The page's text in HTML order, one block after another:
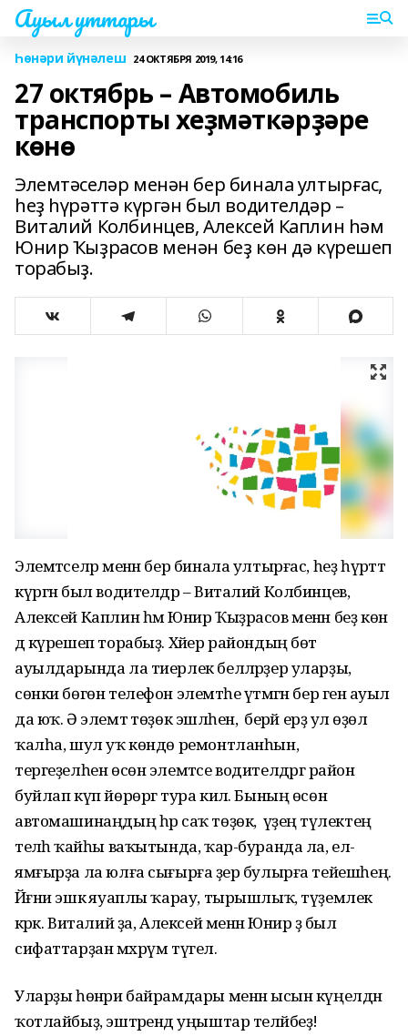
Ауыл уттары
Һөнәри йүнәлеш 24 ОКТЯБРЯ 2019, 14:16
27 октябрь – Автомобиль
транспорты хеҙмәткәрҙәре
көнө
Элемтәселәр менән бер бинала ултырғас,
һеҙ һүрәттә күргән был водителдәр –
Виталий Колбинцев, Алексей Каплин һәм
Юнир Ҡыҙрасов менән беҙ көн дә күрешеп
торабыҙ.
Элемтәселәр менән бер бинала ултырғас, һеҙ һүрәттә
күргән был водителдәр – Виталий Колбинцев,
Алексей Каплин һәм Юнир Ҡыҙрасов менән беҙ көн
дә күрешеп торабыҙ. Хәйер райондың бөтә
ауылдарында ла тиерлек беләләрҙер уларҙы,
сөнки бөгөн телефон элемтәһе үтмәгән бер генә ауыл
да юҡ. Ә элемтә төҙөк эшләһен, ә берәй ерҙә ул өҙөлә
ҡалһа, шул уҡ көндө ремонтланһын,
тергеҙелһен өсөн элемтәсе водителдәргә район
буйлап күп йөрөргә тура килә. Бының өсөн
автомашинаңдың һәр саҡ төҙөк, ә үҙең тәүлектең
теләһә ҡайһы ваҡытында, ҡар-буранда ла, ел-
ямғырҙа ла юлға сығырға әҙер булырға тейешһең.
Йәғни эшкә яуаплы ҡарау, тырышлыҡ, түҙемлек
кәрәк. Виталий ҙа, Алексей менән Юнир ҙә был
сифаттарҙан мәхрүм түгел.
Уларҙы һөнәри байрамдары менән ысын күңелдән
ҡотлайбыҙ, эштәрендә уңыштар теләйбеҙ!